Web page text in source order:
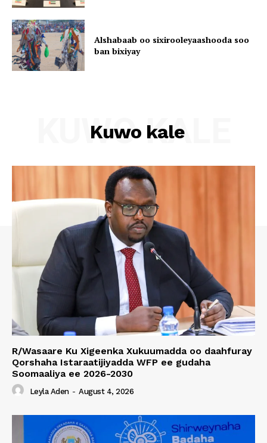
Alshabaab oo sixirooleyaashooda soo
ban bixiyay
Kuwo kale
KUWO KALE
R/Wasaare Ku Xigeenka Xukuumadda oo daahfuray
Qorshaha Istaraatijiyadda WFP ee gudaha
Soomaaliya ee 2026-2030
Leyla Aden - August 4, 2026